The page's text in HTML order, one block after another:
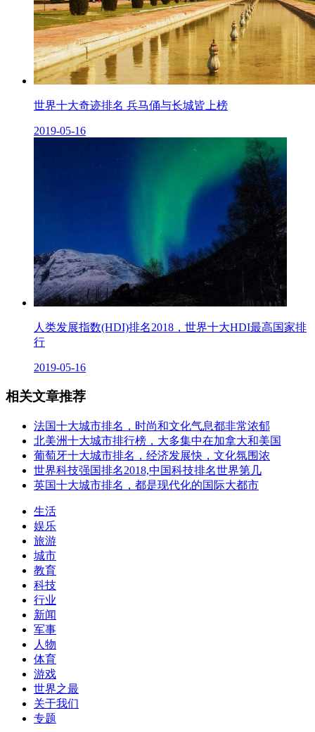
世界十大奇迹排名 兵马俑与长城皆上榜
2019-05-16
人类发展指数(HDI)排名2018，世界十大HDI最高国家排
行
2019-05-16
相关文章推荐
法国十大城市排名，时尚和文化气息都非常浓郁
北美洲十大城市排行榜，大多集中在加拿大和美国
葡萄牙十大城市排名，经济发展快，文化氛围浓
世界科技强国排名2018,中国科技排名世界第几
英国十大城市排名，都是现代化的国际大都市
生活
娱乐
旅游
城市
教育
科技
行业
新闻
军事
人物
体育
游戏
世界之最
关于我们
专题